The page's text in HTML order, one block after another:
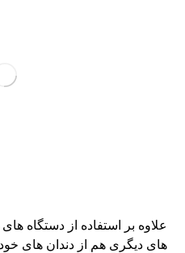
علاوه بر استفاده از دستگاه
های دیگری هم از دندان های خود